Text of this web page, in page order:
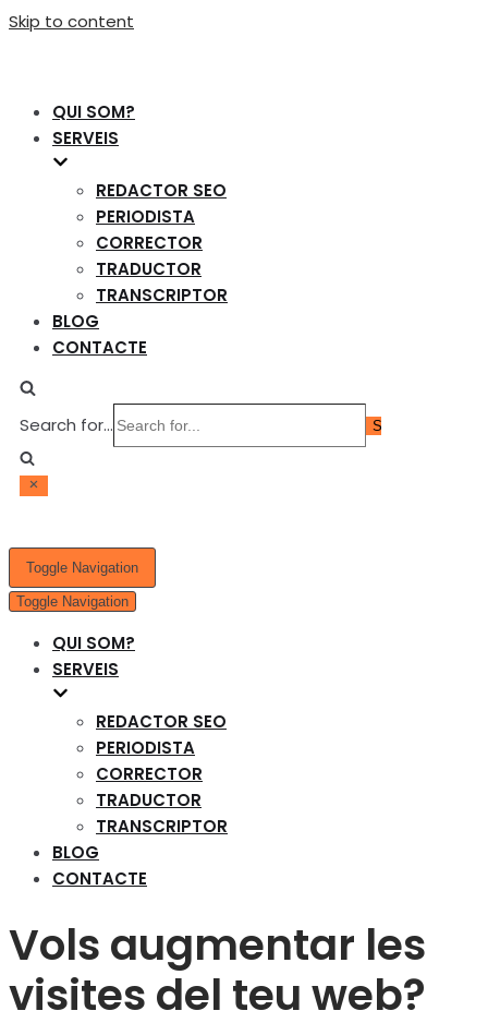
Skip to content
QUI SOM?
SERVEIS
REDACTOR SEO
PERIODISTA
CORRECTOR
TRADUCTOR
TRANSCRIPTOR
BLOG
CONTACTE
Search for...
Toggle Navigation
Toggle Navigation
QUI SOM?
SERVEIS
REDACTOR SEO
PERIODISTA
CORRECTOR
TRADUCTOR
TRANSCRIPTOR
BLOG
CONTACTE
Vols augmentar les
visites del teu web?